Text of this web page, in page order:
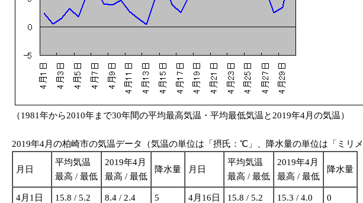
（1981年から2010年まで30年間の平均最高気温・平均最低気温と2019年4月の気温）
2019年4月の柏崎市の気温データ（気温の単位は「摂氏：℃」、降水量の単位は「ミリメ
月日
平均気温
最高 / 最低
2019年4月
最高 / 最低
降水量 月日
平均気温
最高 / 最低
2019年4月
最高 / 最低
降水量
4月1日 15.8 / 5.2 8.4 / 2.4 5 4月16日 15.8 / 5.2 15.3 / 4.0 0